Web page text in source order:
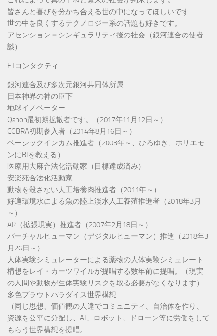
皆さんと喜びを分かち合える世の中になってほしいです
世の中を良くするテクノロジー系の話題も好きです。
アセンション＝シンギュラリティ後の社会（銀河連合の使者
談）
ETコンタクティ
銀河連合及び多次元銀河共同体所属
日本神界の神の臣下
地球イノベーター
Qanon最初期拡散者です。（2017年11月12日～）
COBRA初期参入者（2014年8月16日～）
ベーシックインカム推進者（2003年～、ひろゆき、ホリエモ
ンにBIを教える）
医療用大麻合法化活動家（目標達成済み）
安楽死合法化活動家
動物を殺さない人工培養肉推進者（2011年～）
好適環境水による魚の陸上淡水人工養殖推進者（2018年3月
～）
AR（拡張現実）推進者（2007年2月18日～）
バーチャルヒューマン（デジタルヒューマン）推進（2018年3
月26日～）
人体実験シミュレーターによる薬物の人体実験シミュレート
構想をレイ・カーツワイルが提唱する数年前に提唱。（現実
の人間や動物が生体実験リスクを取る必要がなくなります）
多色プラウトパラダイス世界構想
（同じ思想、価値観の人達でコミュニティ、自治体を作り、
資源を公平に分配し、AI、ロボット、ドローン等に労働をして
もらう世界構想を提唱。